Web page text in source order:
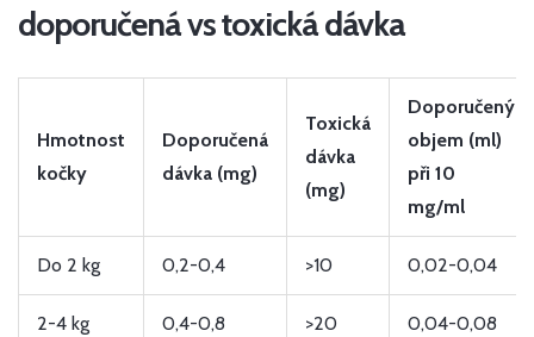
doporučená vs toxická dávka
Hmotnost
kočky
Doporučená
dávka (mg)
Toxická
dávka
(mg)
Doporučený
objem (ml)
při 10
mg/ml
Do 2 kg 0,2-0,4 >10 0,02-0,04
2-4 kg 0,4-0,8 >20 0,04-0,08